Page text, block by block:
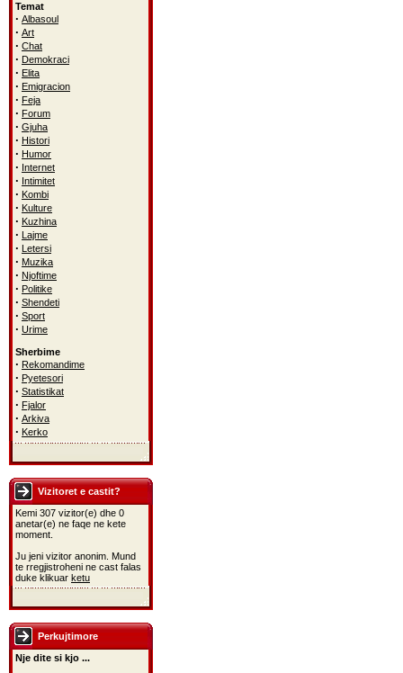
Temat
· Albasoul
· Art
· Chat
· Demokraci
· Elita
· Emigracion
· Feja
· Forum
· Gjuha
· Histori
· Humor
· Internet
· Intimitet
· Kombi
· Kulture
· Kuzhina
· Lajme
· Letersi
· Muzika
· Njoftime
· Politike
· Shendeti
· Sport
· Urime
Sherbime
· Rekomandime
· Pyetesori
· Statistikat
· Fjalor
· Arkiva
· Kerko
Vizitoret e castit?
Kemi 307 vizitor(e) dhe 0
anetar(e) ne faqe ne kete
moment.
Ju jeni vizitor anonim. Mund
te rregjistroheni ne cast falas
duke klikuar ketu
Perkujtimore
Nje dite si kjo ...